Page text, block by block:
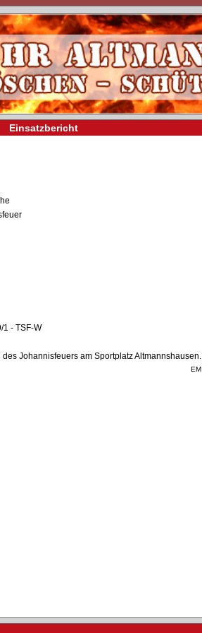
Einsatzbericht
1 - TSF-W
Johannisfeuers am Sportplatz Altmannshausen.
EM